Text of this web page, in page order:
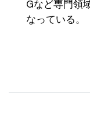
Gなど専門領
なっている。